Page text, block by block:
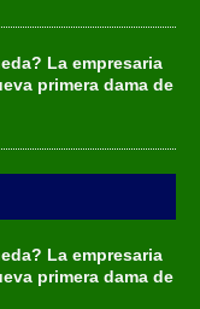
La empresaria
primera dama de
La empresaria
primera dama de